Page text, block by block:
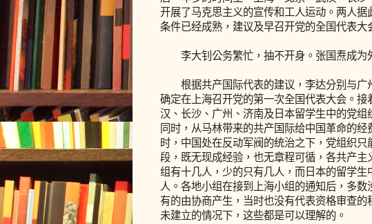
开展了马克思主义的宣传和工人运动。两人
条件已经成熟，建议及早召开党的全国代表大
李大钊公务繁忙，抽不开身。张国焘成为
根据共产国际代表的建议，李达分别与广
确定在上海召开党的第一次全国代表大会。
汉、长沙、广州、济南及日本留学生中的党
同时，从马林带来的共产国际给中国革命的
时，中国处在反动军阀的统治之下，党组织
段，既无现成经验，也无章程可循，各共产
组有十几人，少的只有几人，而日本的留学
人。各地小组在接到上海小组的通知后，多
有的由协商产生，当时也没有代表资格审查
未建立的情况下，这些都是可以理解的。